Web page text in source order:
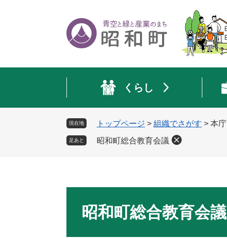
頭
飛
くらし
現在地 トップページ > 組織でさがす > 本庁
足あと 昭和町総合教育会議
昭和町総合教育会議